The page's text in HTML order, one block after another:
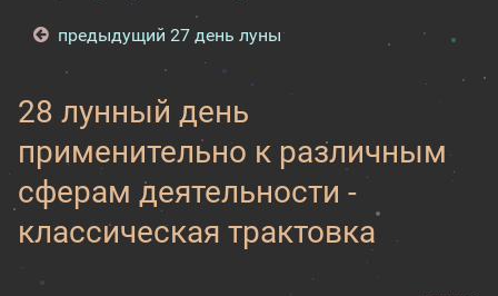
предыдущий 27 день луны
28 лунный день
применительно к различным
сферам деятельности -
классическая трактовка